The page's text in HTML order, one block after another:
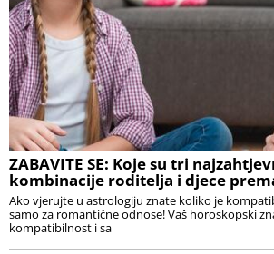
ZABAVITE SE: Koje su tri
kombinacije roditelja i djece
Ako vjerujte u astrologiju znate koliko je
samo za romantične odnose! Vaš horoskopski
kompatibilnost i sa